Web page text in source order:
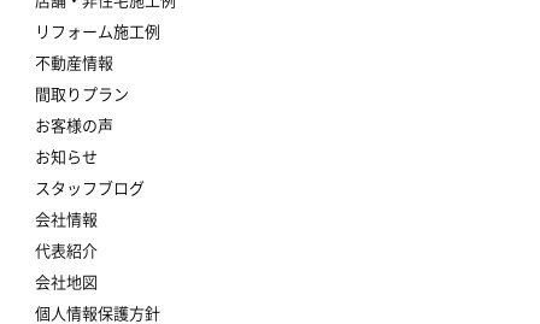
リフォーム施工例
不動産情報
間取りプラン
お客様の声
お知らせ
スタッフブログ
会社情報
代表紹介
会社地図
個人情報保護方針